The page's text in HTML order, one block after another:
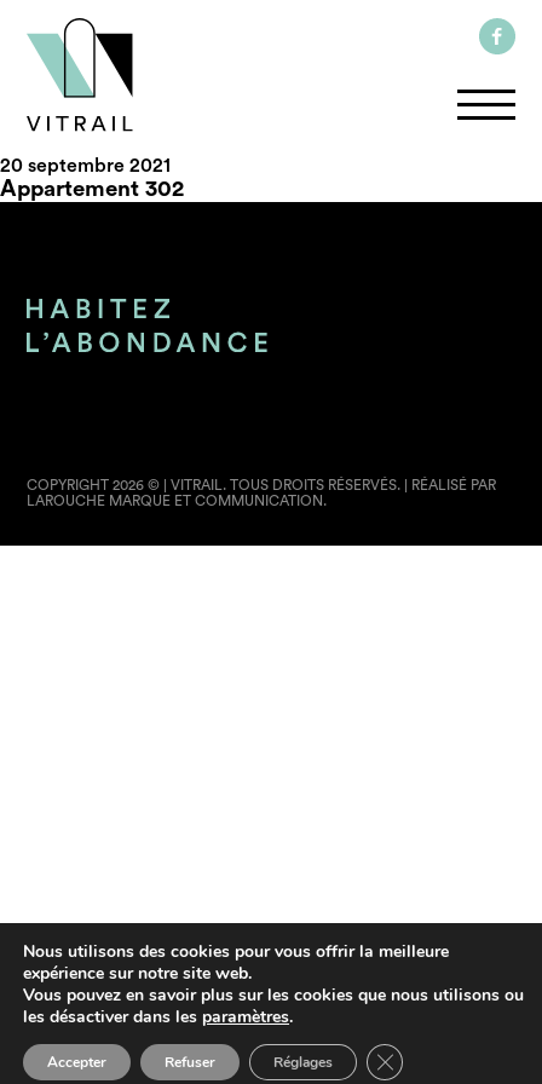
20 septembre 2021
Appartement 302
COPYRIGHT 2026 © | VITRAIL. TOUS DROITS RÉSERVÉS. | RÉALISÉ PAR
LAROUCHE MARQUE ET COMMUNICATION.
Nous utilisons des cookies pour vous offrir la meilleure
expérience sur notre site web.
Vous pouvez en savoir plus sur les cookies que nous utilisons ou
les désactiver dans les paramètres.
Accepter Refuser Réglages Close GDPR Cookie